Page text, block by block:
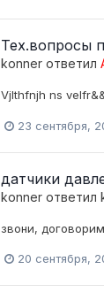
Тех.вопросы
konner ответил
Vjlthfnjh ns
23 сентября,
датчики
konner ответил
звони,
20 сентября,